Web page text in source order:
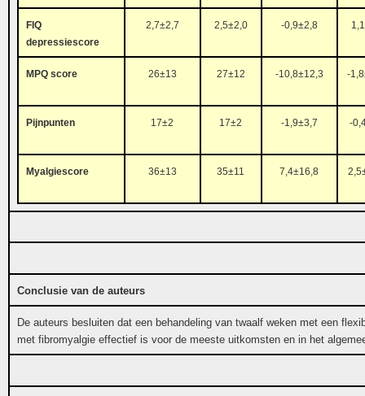
FIQ
depressiescore
2,7±2,7 2,5±2,0 -0,9±2,8
MPQ score 26±13 27±12 -10,8±12,3 -
Pijnpunten 17±2 17±2 -1,9±3,7 -
Myalgiescore 36±13 35±11 7,4±16,8
Conclusie van de auteurs
De auteurs besluiten dat een behandeling van twaalf weken met een
met fibromyalgie effectief is voor de meeste uitkomsten en in het